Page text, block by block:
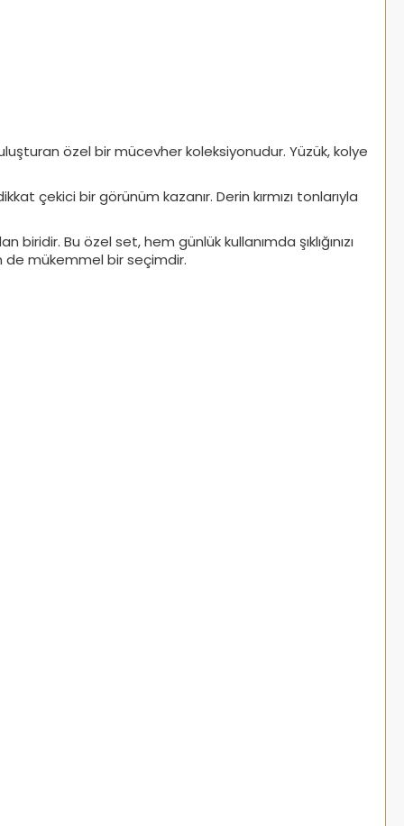
özel bir mücevher koleksiyonudur. Yüzük, kolye
çekici bir görünüm kazanır. Derin kırmızı tonlarıyla
Bu özel set, hem günlük kullanımda şıklığınızı
de mükemmel bir seçimdir.